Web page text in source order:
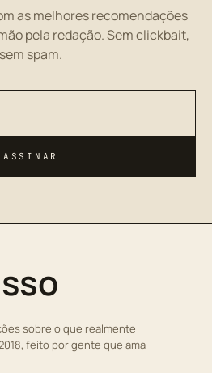
as melhores recomendações
pela redação. Sem clickbait,
sem spam.
ASSINAR
sobre o que realmente
feito por gente que ama